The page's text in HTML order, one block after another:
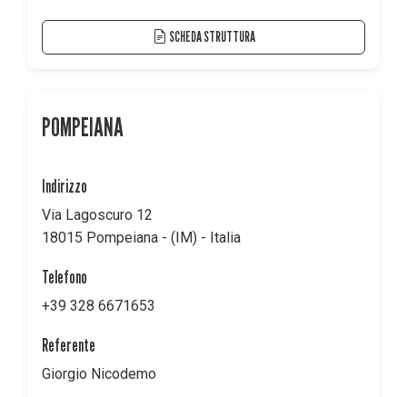
SCHEDA STRUTTURA
POMPEIANA
Indirizzo
Via Lagoscuro 12
18015 Pompeiana - (IM) - Italia
Telefono
+39 328 6671653
Referente
Giorgio Nicodemo